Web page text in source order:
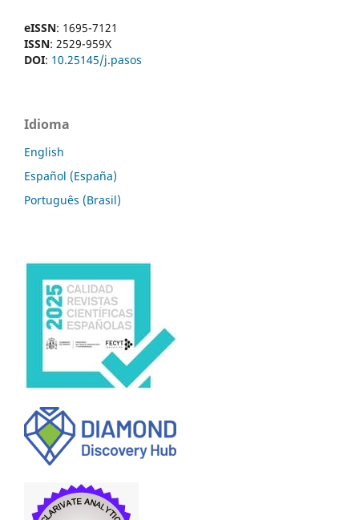
eISSN: 1695-7121
ISSN: 2529-959X
DOI: 10.25145/j.pasos
Idioma
English
Español (España)
Português (Brasil)